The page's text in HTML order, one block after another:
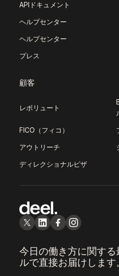
APIドキュメント
ヘルプセンター
ヘルプセンター
プレス
顧客
レボリュート
FICO（フィコ）
アウトリーチ
ディレクショナルピザ
今日の働き方に関す
ルで直接お届けします